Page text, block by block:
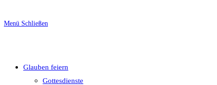
Menü Schließen
Glauben feiern
Gottesdienste